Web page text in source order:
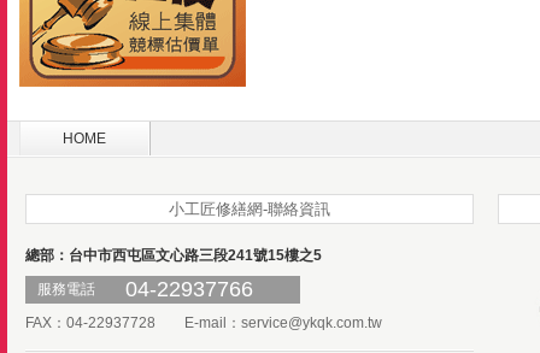
HOME
小工匠修繕網-聯絡資訊
總部：台中市西屯區文心路三段241號15樓之5
服務電話
04-22937766
FAX：04-22937728 E-mail： service@ykqk.com.tw